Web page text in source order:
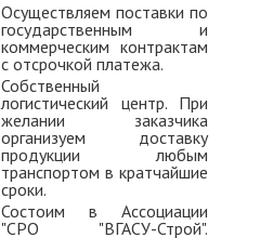
Осуществляем поставки по
государственным и
коммерческим контрактам
с отсрочкой платежа.
Собственный
логистический центр. При
желании заказчика
организуем доставку
продукции любым
транспортом в кратчайшие
сроки.
Состоим в Ассоциации
"СРО "ВГАСУ-Строй".